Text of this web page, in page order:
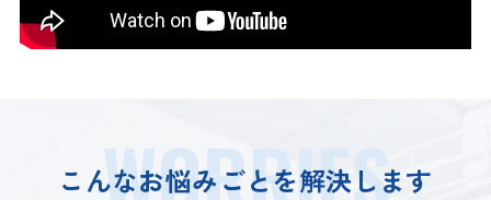
こんなお悩みごとを解決します